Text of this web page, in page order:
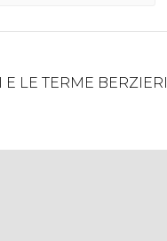
E LE TERME BERZIERI